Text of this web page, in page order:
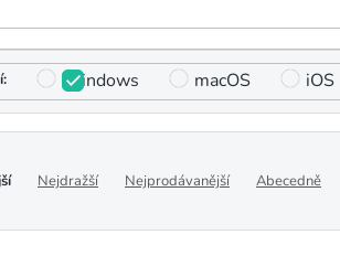
Nejdražší Nejprodávanější Abecedně
Windows macOS iOS